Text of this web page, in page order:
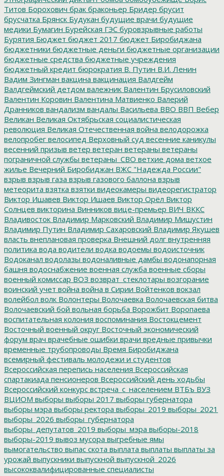
Титов Борохович брак браконьер Бридер брусит
брусчатка Брянск Будукан будущие врачи будущие
медики Бумагин Бурейская ГЭС буровзрывные работы
Бурятия Бюджет бюджет 2017 бюджет Биробиджана
бюджетники бюджетные деньги бюджетные организации
бюджетные средства бюджетные учреждения
бюджетный кредит бюрократия В. Путин В.И. Ленин
Вадим Зингман вакцина вакцинация Валдгейм
Валдгеймский детдом валежник Валентин Брусиловский
Валентин Коровин Валентина Матвиенко Валерий
Дранников вандализм вандалы Васильева ВВО ВВП Вебер
Великан Великая Октябрьская социалистическая
революция Великая Отечественная война велодорожка
велопробег велосипед Верховный суд весенние каникулы
весенний призыв ветер ветеран ветераны ветераны
пограничной службы ветераны_СВО ветхие дома ветхое
жилье Вечерний Биробиджан ВЖС "Надежда России"
взрыв взрыв газа взрыв газового баллона взрыв
метеорита взятка взятки видеокамеры видеорегистратор
Виктор Ишавев Виктор Ишаев Виктор Орёл Виктор
Солнцев викторина Винников вице-премьер ВИЧ ВККС
Владивосток Владимир Марковский Владимир Мишустин
Владимир Путин Владимир Сахаровский Владимир Якушев
власть внеплановая проверка Внешний долг внутренняя
политика вода водители водка водоемы водоисточник
Водоканал водолазы водоналивные дамбы водонапорная
башня водоснабжение военная служба военные сборы
военный комиссар ВОЗ возврат_стеклотары возгорание
воинский учет война война в Сирии Войтенков вокзал
волейбол волк Волонтеры Волочаевка Волочаевская битва
Волочаевский бой вольная борьба Ворожбит Воропаева
воспитательная колония воспоминания Востокцемент
Восточный военный округ Восточный экономический
форум врач врачебные ошибки врачи вредные привычки
временные трубопроводы Время Биробиджана
всемирный фестиваль молодежи и студентов
Всероссийская перепись населения Всероссийская
спартакиада пенсионеров Всероссийский день ходьбы
Всероссийский конкурс встреча_с_населением ВТБъ ВУЗ
ВЦИОМ выборы выборы 2017 выборы губернатора
выборы мэра выборы ректора выборы_2019 выборы_2021
выборы_2026 выборы_губернатора
выборы_депутатов_2019 выборы_мэра выборы-2018
выборы-2019 вывоз мусора выгребные ямы
вымогательство выпас скота выплата выплаты выплаты за
урожай выпускники выпускной выпускной_2026
высококвалифицированные специалисты